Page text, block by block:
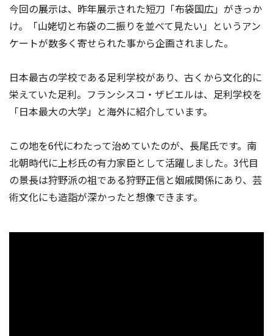
今回の展示は、昨年展示された短刀「布袋国広」がきっか
け。「山姥切と布袋の二振りを並べて見たい」というアン
ケートが数多く寄せられた事から企画されました。
日本最古の学校である足利学校があり、古くから文化的に
栄えていた足利。フランシスコ・ザビエルは、足利学校を
「日本最大の大学」と海外に紹介しています。
この地を6代にわたって治めていたのが、長尾氏です。南
北朝時代に上杉氏の有力家臣として活躍しました。3代目
の景長は狩野派の祖である狩野正信と姻戚関係にあり、芸
術文化にも造詣が深かったと想像できます。